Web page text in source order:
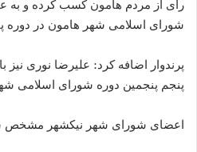
رأی از مردم هامون کسب کرده و به
شورای اسلامی شهر هامون در دوره
پنجم پنجمین دوره شورای اسلامی
اعضای شورای شهر نیکشهر مشخص